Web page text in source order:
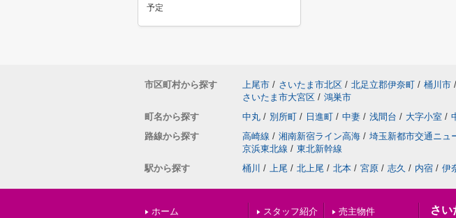
予定
市区町村から探す 上尾市 / さいたま市北区 / 北足立郡伊奈町 / 桶川市 /
さいたま市大宮区 / 鴻巣市
町名から探す
中丸 / 別所町 / 日進町 / 中妻 / 浅間台 / 大字小室 /
路線から探す
高崎線 / 湘南新宿ライン高海 / 埼玉新都市交通ニュ
京浜東北線 / 東北新幹線
駅から探す
桶川 / 上尾 / 北上尾 / 北本 / 宮原 / 志久 / 内宿 / 伊
ホーム スタッフ紹介 売主物件 さい